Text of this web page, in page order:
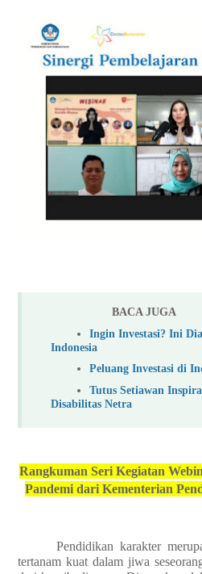
BACA JUGA
Ingin Investasi? Ini
Indonesia
Peluang Investasi di
Tutus Setiawan
Disabilitas Netra
Rangkuman Seri Kegiatan
Pandemi dari Kementerian
Pendidikan karakter
tertanam kuat dalam jiwa